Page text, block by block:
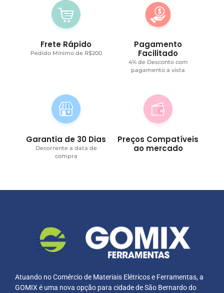
Frete Rápido
Pedido Mínimo de R$200
Pagamento
Facilitado
4% de Desconto com
pagamento a vista
Garantia de 30 Dias
Decorrente a data de
compra
Preços Compatíveis
ao mercado
Atuando no Comércio de Materiais Elétricos e Ferramentas, a
GOMIX é uma nova opção para cidade de São Bernardo do